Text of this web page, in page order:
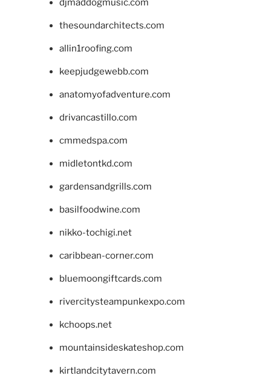
djmaddogmusic.com
thesoundarchitects.com
allin1roofing.com
keepjudgewebb.com
anatomyofadventure.com
drivancastillo.com
cmmedspa.com
midletontkd.com
gardensandgrills.com
basilfoodwine.com
nikko-tochigi.net
caribbean-corner.com
bluemoongiftcards.com
rivercitysteampunkexpo.com
kchoops.net
mountainsideskateshop.com
kirtlandcitytavern.com